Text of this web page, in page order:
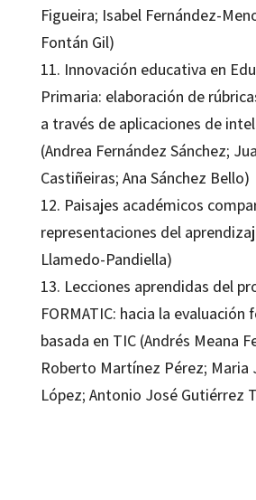
Figueira; Isabel Fernández-
Fontán Gil)
11. Innovación educativa en
Primaria: elaboración de
a través de aplicaciones de
(Andrea Fernández Sánchez;
Castiñeiras; Ana Sánchez Bello)
12. Paisajes académicos
representaciones del
Llamedo-Pandiella)
13. Lecciones aprendidas del
FORMATIC: hacia la evaluación
basada en TIC (Andrés Meana
Roberto Martínez Pérez; Maria
López; Antonio José Gutiérrez